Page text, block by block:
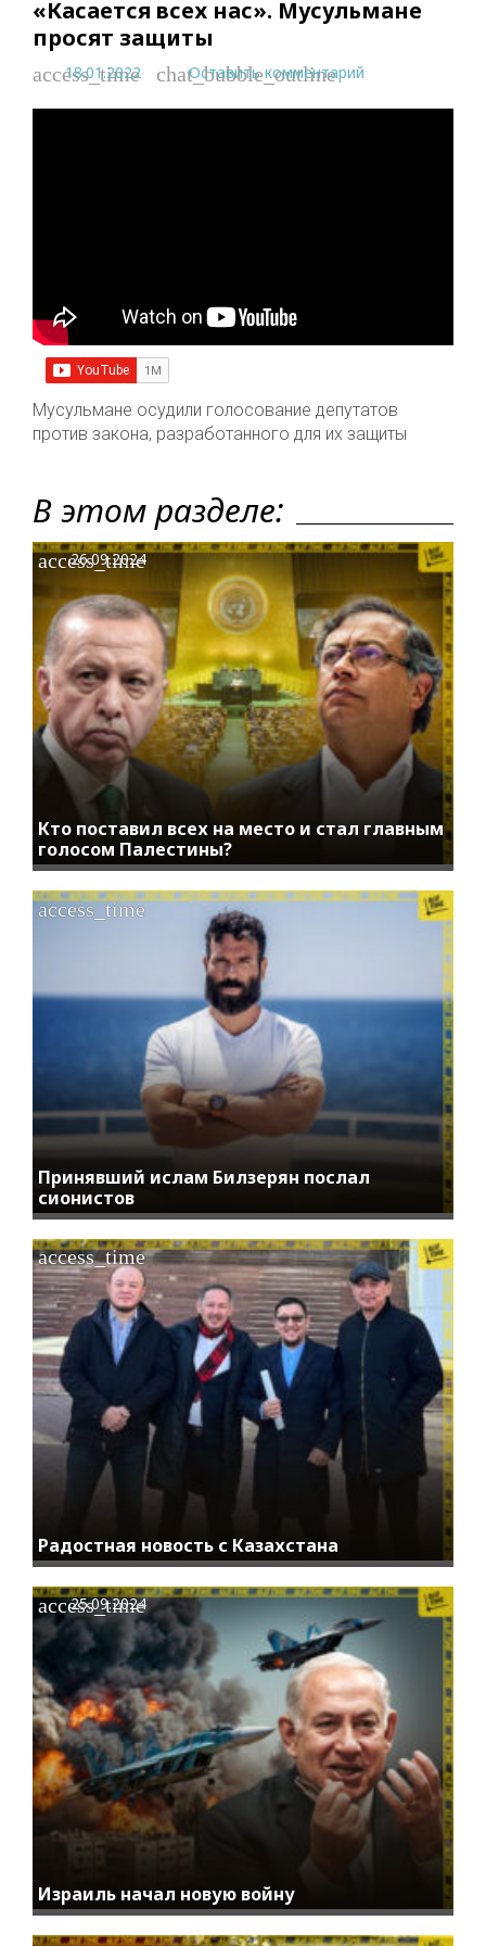
«Касается всех нас». Мусульмане
просят защиты
access_time
18.01.2022 chat_bubble_outline
Оставить комментарий
Мусульмане осудили голосование депутатов
против закона, разработанного для их защиты
В этом разделе:
Кто поставил всех на место и стал главным
голосом Палестины?
access_time
26.09.2024
Принявший ислам Билзерян послал
сионистов
access_time
Радостная новость с Казахстана
access_time
Израиль начал новую войну
access_time
25.09.2024